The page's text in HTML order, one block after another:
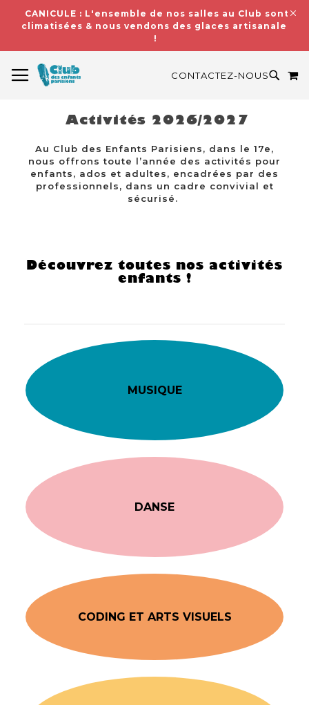
CANICULE : L'ensemble de nos salles au Club sont
climatisées & nous vendons des glaces artisanales
!
CONTACTEZ-NOUS
Activités 2026/2027
Au Club des Enfants Parisiens, dans le 17e,
nous offrons toute l’année des activités pour
enfants, ados et adultes, encadrées par des
professionnels, dans un cadre convivial et
sécurisé.
Découvrez toutes nos activités
enfants !
MUSIQUE
DANSE
CODING ET ARTS VISUELS